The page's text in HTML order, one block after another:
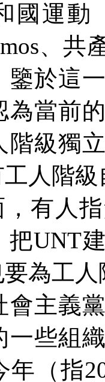
國運動
、共
鑒於這
為當前
階級獨
人階
有人
把UNT
為工
會主義
一些組
年（指